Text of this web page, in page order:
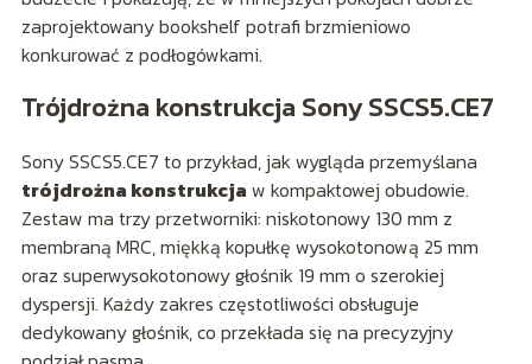
zaprojektowany bookshelf potrafi brzmieniowo
konkurować z podłogówkami.
Trójdrożna konstrukcja Sony SSCS5.CE7
Sony SSCS5.CE7 to przykład, jak wygląda przemyślana
trójdrożna konstrukcja w kompaktowej obudowie.
Zestaw ma trzy przetworniki: niskotonowy 130 mm z
membraną MRC, miękką kopułkę wysokotonową 25 mm
oraz superwysokotonowy głośnik 19 mm o szerokiej
dyspersji. Każdy zakres częstotliwości obsługuje
dedykowany głośnik, co przekłada się na precyzyjny